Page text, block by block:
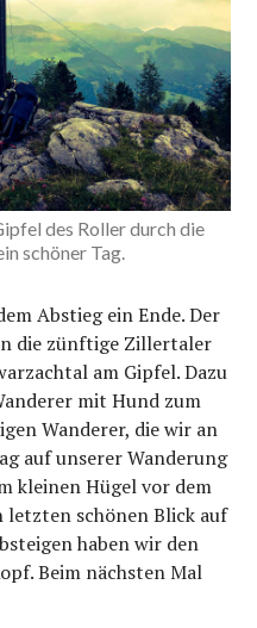
des Roller durch die
schöner Tag.
Abstieg ein Ende. Der
die zünftige Zillertaler
am Gipfel. Dazu
mit Hund zum
Wanderer, die wir an
auf unserer Wanderung
kleinen Hügel vor dem
letzten schönen Blick auf
haben wir den
Beim nächsten Mal